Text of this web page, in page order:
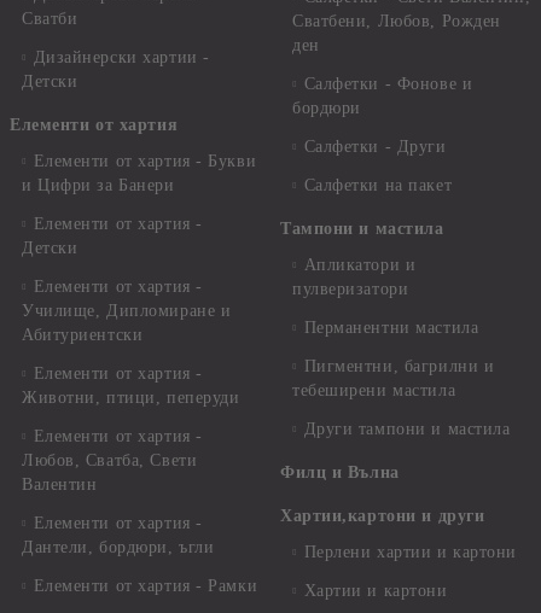
Сватби
Дизайнерски хартии -
Детски
Елементи от хартия
Елементи от хартия - Букви
и Цифри за Банери
Елементи от хартия -
Детски
Елементи от хартия -
Училище, Дипломиране и
Абитуриентски
Елементи от хартия -
Животни, птици, пеперуди
Елементи от хартия -
Любов, Сватба, Свети
Валентин
Елементи от хартия -
Дантели, бордюри, ъгли
Елементи от хартия - Рамки
Сватбени, Любов, Рожден
ден
Салфетки - Фонове и
бордюри
Салфетки - Други
Салфетки на пакет
Тампони и мастила
Апликатори и
пулверизатори
Перманентни мастила
Пигментни, багрилни и
тебеширени мастила
Други тампони и мастила
Филц и Вълна
Хартии,картони и други
Перлени хартии и картони
Хартии и картони